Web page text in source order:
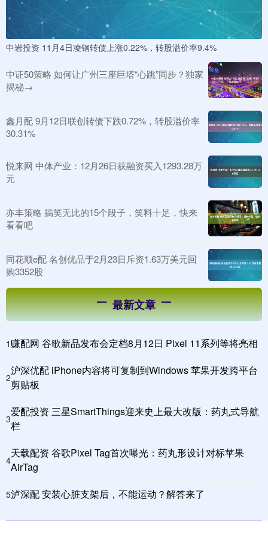
中岩投资 11月4日凌钢转债上涨0.22%，转股溢价率9.4%
中证50策略 如何让广州三座巨塔“心跳”同步？独家
揭秘→
鑫月配 9月12日联创转债下跌0.72%，转股溢价率
30.31%
悦来网 中体产业：12月26日获融资买入1293.28万
元
亦丰策略 搞笑无比的15个段子，笑料十足，快来
看看吧
同花顺e配 名创优品于2月23日斥资1.63万美元回
购3352股
最新文章
1 赚配网 谷歌新品发布会定档8月12日 Pixel 11系列等将亮相
2
沪深优配 iPhone内容将可复制到Windows 苹果开发跨平台
剪贴板
3
爱配投资 三星SmartThings迎来史上最大改版：药丸式导航
栏
4
天载配资 谷歌Pixel Tag首次曝光：药丸形设计对标苹果
AirTag
5泸深配 安装心脏支架后，不能运动？解答来了